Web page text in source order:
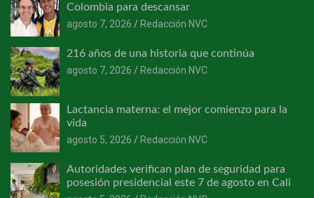
Colombia para descansar
agosto 7, 2026
Redacción NVC
216 años de una historia que continúa
agosto 7, 2026
Redacción NVC
Lactancia materna: el mejor comienzo para la
vida
agosto 5, 2026
Redacción NVC
Autoridades verifican plan de seguridad para
posesión presidencial este 7 de agosto en Cali